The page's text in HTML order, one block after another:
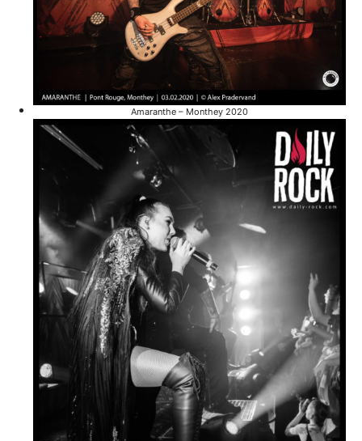
Amaranthe – Monthey 2020